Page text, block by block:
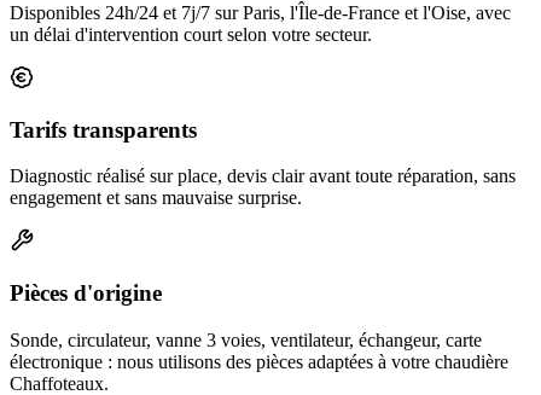
Disponibles 24h/24 et 7j/7 sur Paris, l'Île-de-France et l'Oise, avec
un délai d'intervention court selon votre secteur.
Tarifs transparents
Diagnostic réalisé sur place, devis clair avant toute réparation, sans
engagement et sans mauvaise surprise.
Pièces d'origine
Sonde, circulateur, vanne 3 voies, ventilateur, échangeur, carte
électronique : nous utilisons des pièces adaptées à votre chaudière
Chaffoteaux.